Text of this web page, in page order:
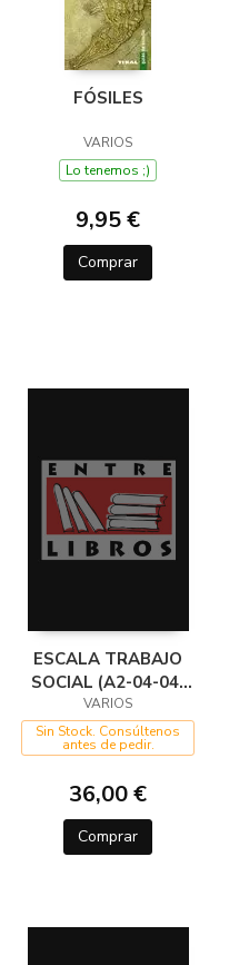
FÓSILES
VARIOS
Lo tenemos ;)
9,95 €
Comprar
ESCALA TRABAJO
SOCIAL (A2-04-04)
TEST DEL TEMARIO
VARIOS
Sin Stock. Consúltenos
antes de pedir.
36,00 €
Comprar